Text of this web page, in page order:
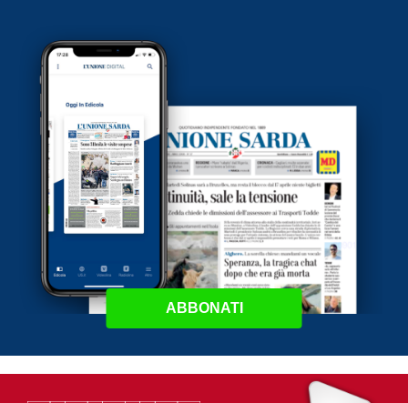
ABBONATI